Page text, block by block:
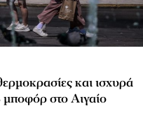
και ισχυρά
στο Αιγαίο